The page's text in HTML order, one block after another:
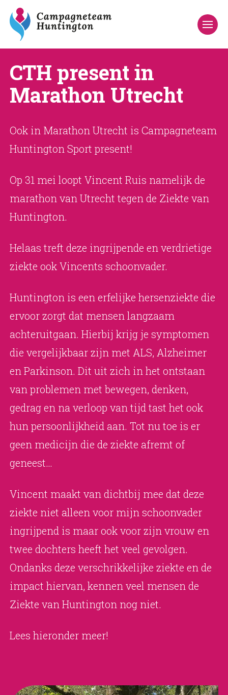
CTH present in
Marathon Utrecht
Ook in Marathon Utrecht is Campagneteam
Huntington Sport present!
Op 31 mei loopt Vincent Ruis namelijk de
marathon van Utrecht tegen de Ziekte van
Huntington.
Helaas treft deze ingrijpende en verdrietige
ziekte ook Vincents schoonvader.
Huntington is een erfelijke hersenziekte die
ervoor zorgt dat mensen langzaam
achteruitgaan. Hierbij krijg je symptomen
die vergelijkbaar zijn met ALS, Alzheimer
en Parkinson. Dit uit zich in het ontstaan
van problemen met bewegen, denken,
gedrag en na verloop van tijd tast het ook
hun persoonlijkheid aan. Tot nu toe is er
geen medicijn die de ziekte afremt of
geneest…
Vincent maakt van dichtbij mee dat deze
ziekte niet alleen voor mijn schoonvader
ingrijpend is maar ook voor zijn vrouw en
twee dochters heeft het veel gevolgen.
Ondanks deze verschrikkelijke ziekte en de
impact hiervan, kennen veel mensen de
Ziekte van Huntington nog niet.
Lees hieronder meer!